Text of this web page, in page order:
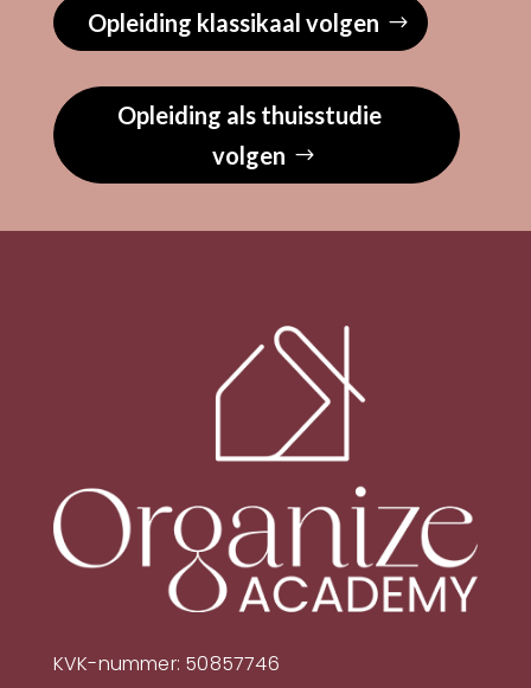
Opleiding klassikaal volgen
Opleiding als thuisstudie
volgen
KVK-nummer: 50857746